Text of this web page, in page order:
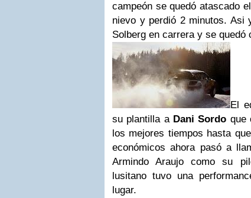
campeón se quedó atascado
nievo y perdió 2 minutos. Asi
Solberg en carrera y se quedó
El
su plantilla a Dani Sordo que
los mejores tiempos hasta
económicos ahora pasó a
Armindo Araujo como su
lusitano tuvo una
lugar.